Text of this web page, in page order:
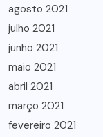
agosto 2021
julho 2021
junho 2021
maio 2021
abril 2021
março 2021
fevereiro 2021